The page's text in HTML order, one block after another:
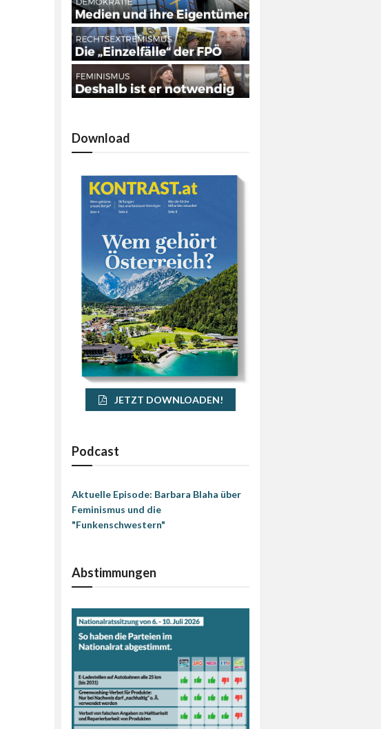
Download
JETZT DOWNLOADEN!
Podcast
Aktuelle Episode: Barbara Blaha über
Feminismus und die
"Funkenschwestern"
Abstimmungen